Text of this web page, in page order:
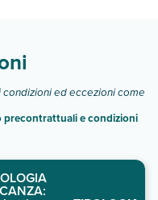
ed eccezioni come
precontrattuali e condizioni